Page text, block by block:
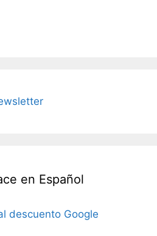
en Español
descuento Google